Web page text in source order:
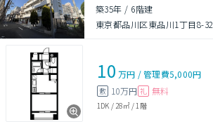
築35年 / 6階建
東京都品川区東品川1丁目8-32
10 万円 /管理費5,000円
敷 10万円 礼 無料
1DK / 28㎡/ 1階